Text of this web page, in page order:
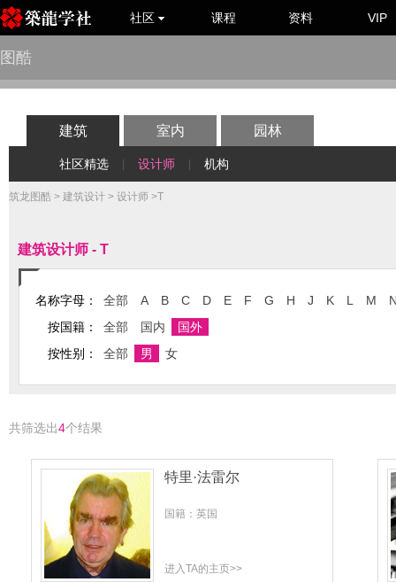
社区 课程 资料 VIP
图酷
建筑 室内 园林
社区精选 设计师 机构
筑龙图酷 > 建筑设计 > 设计师 >T
建筑设计师 - T
名称字母： 全部 A B C D E F G H J K L M
按国籍：
全部 国内
国外
按性别：
全部 男 女
共筛选出4个结果
特里·法雷尔
国籍：英国
进入TA的主页>>